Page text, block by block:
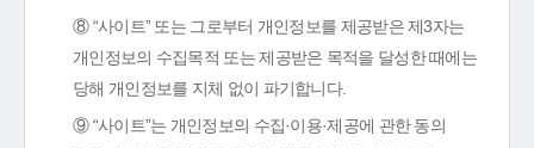
⑧ “사이트” 또는 그로부터 개인정보를 제공받은 제3자는
개인정보의 수집목적 또는 제공받은 목적을 달성한 때에는
당해 개인정보를 지체 없이 파기합니다.
⑨ “사이트”는 개인정보의 수집·이용·제공에 관한 동의